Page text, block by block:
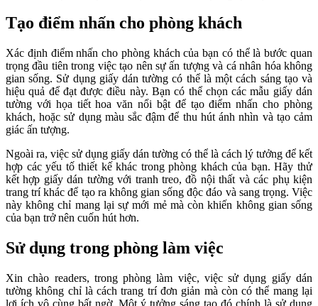
Tạo điểm nhấn cho phòng khách
Xác định điểm nhấn cho phòng khách của bạn có thể là bước quan
trọng đầu tiên trong việc tạo nên sự ấn tượng và cá nhân hóa không
gian sống. Sử dụng giấy dán tường có thể là một cách sáng tạo và
hiệu quả để đạt được điều này. Bạn có thể chọn các mẫu giấy dán
tường với họa tiết hoa văn nổi bật để tạo điểm nhấn cho phòng
khách, hoặc sử dụng màu sắc đậm để thu hút ánh nhìn và tạo cảm
giác ấn tượng.
Ngoài ra, việc sử dụng giấy dán tường có thể là cách lý tưởng để kết
hợp các yếu tố thiết kế khác trong phòng khách của bạn. Hãy thử
kết hợp giấy dán tường với tranh treo, đồ nội thất và các phụ kiện
trang trí khác để tạo ra không gian sống độc đáo và sang trọng. Việc
này không chỉ mang lại sự mới mẻ mà còn khiến không gian sống
của bạn trở nên cuốn hút hơn.
Sử dụng trong phòng làm việc
Xin chào readers, trong phòng làm việc, việc sử dụng giấy dán
tường không chỉ là cách trang trí đơn giản mà còn có thể mang lại
lợi ích vô cùng bất ngờ. Một ý tưởng sáng tạo đó chính là sử dụng